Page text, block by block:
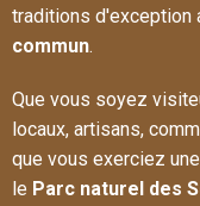
traditions d'exception
commun.
Que vous soyez
locaux, artisans,
que vous exerciez
le Parc naturel des